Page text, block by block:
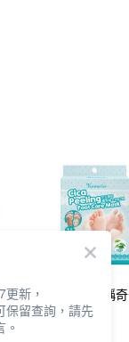
Kameria足足稱
嫩足膜-積雪草
新，
保留查詢，請先